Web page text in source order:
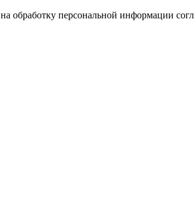
на обработку персональной информации